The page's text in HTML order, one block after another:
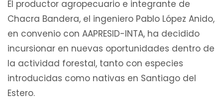
El productor agropecuario e integrante de
Chacra Bandera, el ingeniero Pablo López Anido,
en convenio con AAPRESID-INTA, ha decidido
incursionar en nuevas oportunidades dentro de
la actividad forestal, tanto con especies
introducidas como nativas en Santiago del
Estero.